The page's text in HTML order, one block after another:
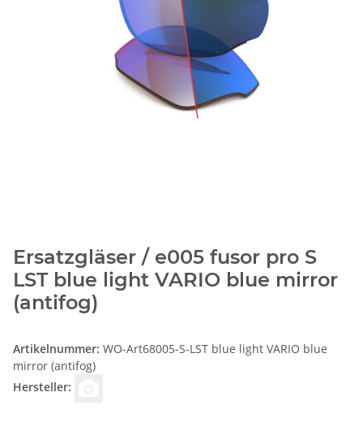
Ersatzgläser / e005 fusor pro S
LST blue light VARIO blue mirror
(antifog)
Artikelnummer: WO-Art68005-S-LST blue light VARIO blue
mirror (antifog)
Hersteller: